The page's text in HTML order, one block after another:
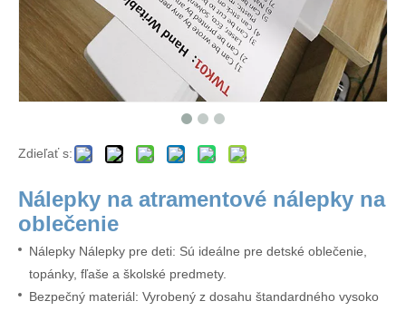
Zdieľať s:
Nálepky na atramentové nálepky na
oblečenie
Nálepky Nálepky pre deti: Sú ideálne pre detské oblečenie,
topánky, fľaše a školské predmety.
Bezpečný materiál: Vyrobený z dosahu štandardného vysoko